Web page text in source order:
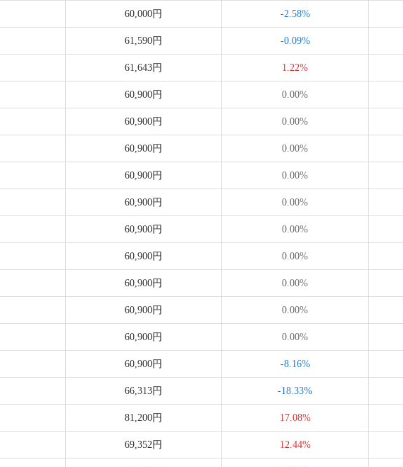
60,000円 -2.58%
61,590円 -0.09%
61,643円 1.22%
60,900円 0.00%
60,900円 0.00%
60,900円 0.00%
60,900円 0.00%
60,900円 0.00%
60,900円 0.00%
60,900円 0.00%
60,900円 0.00%
60,900円 0.00%
60,900円 0.00%
60,900円 -8.16%
66,313円 -18.33%
81,200円 17.08%
69,352円 12.44%